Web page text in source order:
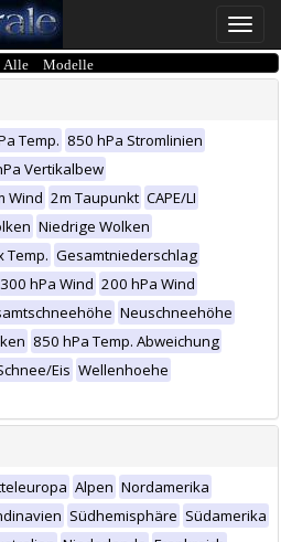
Toggle
Modelle
Temp. 850 hPa Stromlinien
Vertikalbew
Wind 2m Taupunkt CAPE/LI
Niedrige Wolken
Temp. Gesamtniederschlag
300 hPa Wind 200 hPa Wind
Neuschneehöhe
850 hPa Temp. Abweichung
Eis Wellenhoehe
Alpen Nordamerika
Südhemisphäre Südamerika